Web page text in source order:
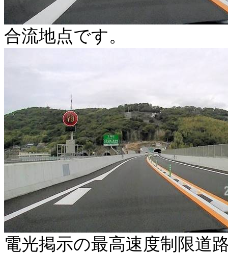
合流地点です。
電光掲示の最高速度制限道